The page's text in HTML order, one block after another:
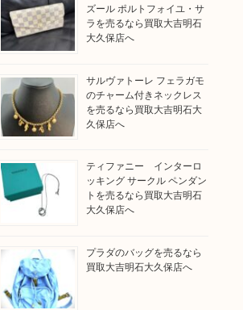
ズール ポルトフォイユ・サ
ラを売るなら買取大吉明石
大久保店へ
サルヴァトーレ フェラガモ
のチャーム付きネックレス
を売るなら買取大吉明石大
久保店へ
ティファニー インターロ
ッキング サークル ペンダン
トを売るなら買取大吉明石
大久保店へ
プラダのバッグを売るなら
買取大吉明石大久保店へ